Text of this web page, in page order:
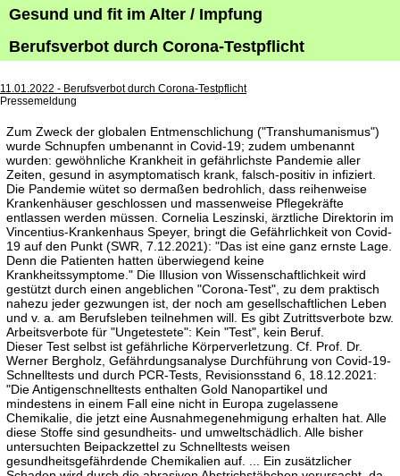
Gesund und fit im Alter / Impfung
Berufsverbot durch Corona-Testpflicht
11.01.2022 - Berufsverbot durch Corona-Testpflicht
Pressemeldung
Zum Zweck der globalen Entmenschlichung ("Transhumanismus")
wurde Schnupfen umbenannt in Covid-19; zudem umbenannt
wurden: gewöhnliche Krankheit in gefährlichste Pandemie aller
Zeiten, gesund in asymptomatisch krank, falsch-positiv in infiziert.
Die Pandemie wütet so dermaßen bedrohlich, dass reihenweise
Krankenhäuser geschlossen und massenweise Pflegekräfte
entlassen werden müssen. Cornelia Leszinski, ärztliche Direktorin im
Vincentius-Krankenhaus Speyer, bringt die Gefährlichkeit von Covid-
19 auf den Punkt (SWR, 7.12.2021): "Das ist eine ganz ernste Lage.
Denn die Patienten hatten überwiegend keine
Krankheitssymptome." Die Illusion von Wissenschaftlichkeit wird
gestützt durch einen angeblichen "Corona-Test", zu dem praktisch
nahezu jeder gezwungen ist, der noch am gesellschaftlichen Leben
und v. a. am Berufsleben teilnehmen will. Es gibt Zutrittsverbote bzw.
Arbeitsverbote für "Ungetestete": Kein "Test", kein Beruf.
Dieser Test selbst ist gefährliche Körperverletzung. Cf. Prof. Dr.
Werner Bergholz, Gefährdungsanalyse Durchführung von Covid-19-
Schnelltests und durch PCR-Tests, Revisionsstand 6, 18.12.2021:
"Die Antigenschnelltests enthalten Gold Nanopartikel und
mindestens in einem Fall eine nicht in Europa zugelassene
Chemikalie, die jetzt eine Ausnahmegenehmigung erhalten hat. Alle
diese Stoffe sind gesundheits- und umweltschädlich. Alle bisher
untersuchten Beipackzettel zu Schnelltests weisen
gesundheitsgefährdende Chemikalien auf. ... Ein zusätzlicher